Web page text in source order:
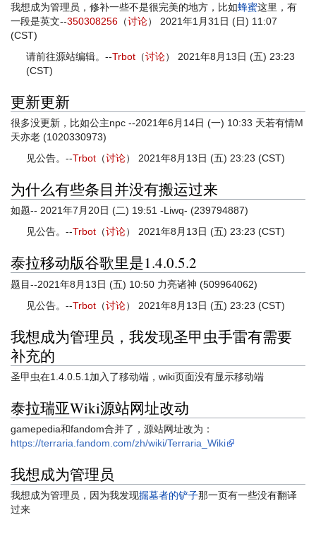
我想成为管理员，修补一些不是很完美的地方，比如蜂蜜这里，有
一段是英文--350308256 （讨论） 2021年1月31日 (日) 11:07
(CST)
请前往源站编辑。--Trbot （讨论） 2021年8月13日 (五) 23:23
(CST)
更新更新
很多没更新，比如公主npc --2021年6月14日 (一) 10:33‎ 天若有情M
天亦老 (1020330973)
见公告。--Trbot （讨论） 2021年8月13日 (五) 23:23 (CST)
为什么有些条目并没有搬运过来
如题-- 2021年7月20日 (二) 19:51‎ -Liwq- (239794887)
见公告。--Trbot （讨论） 2021年8月13日 (五) 23:23 (CST)
泰拉移动版谷歌里是1.4.0.5.2
题目--2021年8月13日 (五) 10:50‎ 力亮诸神 (509964062)
见公告。--Trbot （讨论） 2021年8月13日 (五) 23:23 (CST)
我想成为管理员，我发现圣甲虫手雷有需要
补充的
圣甲虫在1.4.0.5.1加入了移动端，wiki页面没有显示移动端
泰拉瑞亚Wiki源站网址改动
gamepedia和fandom合并了，源站网址改为：
https://terraria.fandom.com/zh/wiki/Terraria_Wiki
我想成为管理员
我想成为管理员，因为我发现掘墓者的铲子那一页有一些没有翻译
过来